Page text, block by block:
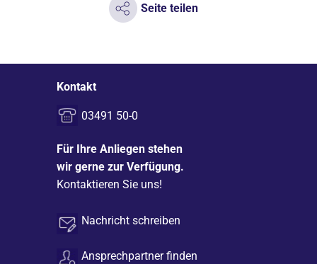
Seite teilen
Kontakt
03491 50-0
Für Ihre Anliegen stehen
wir gerne zur Verfügung.
Kontaktieren Sie uns!
Nachricht schreiben
Ansprechpartner finden